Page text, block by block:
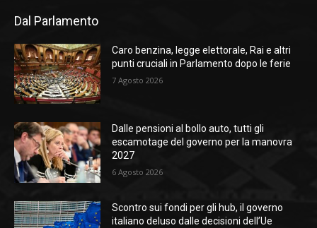
Dal Parlamento
Caro benzina, legge elettorale, Rai e altri
punti cruciali in Parlamento dopo le ferie
7 Agosto 2026
Dalle pensioni al bollo auto, tutti gli
escamotage del governo per la manovra
2027
6 Agosto 2026
Scontro sui fondi per gli hub, il governo
italiano deluso dalle decisioni dell’Ue